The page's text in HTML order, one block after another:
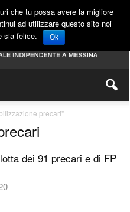
precari"
dei 91 precari e di FP
che tu possa avere la migliore
ad utilizzare questo sito noi
sia felice.
Ok